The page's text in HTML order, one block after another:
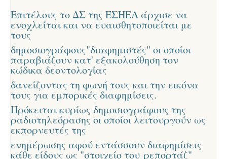
Επιτέλους το ΔΣ της ΕΣΗΕΑ άρχισε να
ενοχλείται και να ευαισθητοποιείται με
τους
δημοσιογράφους"διαφημιστές" οι οποίοι
παραβιάζουν κατ' εξακολούθηση τον
κώδικα δεοντολογίας
δανείζοντας τη φωνή τους και την εικόνα
τους για εμπορικές διαφημίσεις.
Πρόκειται κυρίως δημοσιογράφους της
ραδιοτηλεόρασης οι οποίοι λειτουργούν ως
εκπορνευτές της
ενημέρωσης αφού εντάσσουν διαφημίσεις
κάθε είδους ως "στοιχείο του ρεπορτάζ"